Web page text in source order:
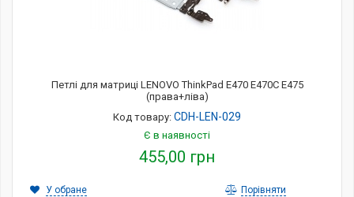
Петлі для матриці LENOVO ThinkPad E470 E470C E475
(права+ліва)
Код товару: CDH-LEN-029
Є в наявності
455,00 грн
У обране Порівняти